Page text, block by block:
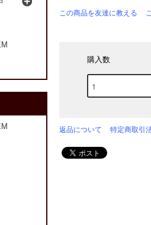
この商品を友達に教える
購入数
返品について 特定商取引